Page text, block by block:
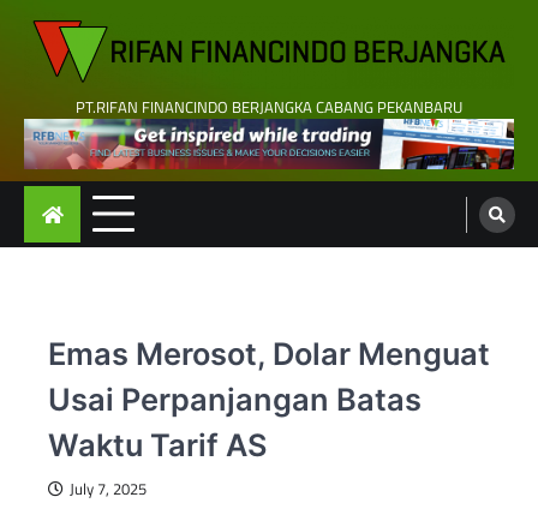
content
PT.RIFAN FINANCINDO BERJANGKA CABANG PEKANBARU
Emas Merosot, Dolar Menguat
Usai Perpanjangan Batas
Waktu Tarif AS
July 7, 2025